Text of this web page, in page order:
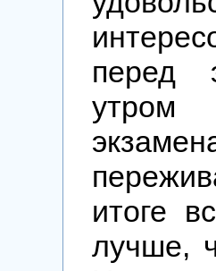
перед
итоге
лучше,